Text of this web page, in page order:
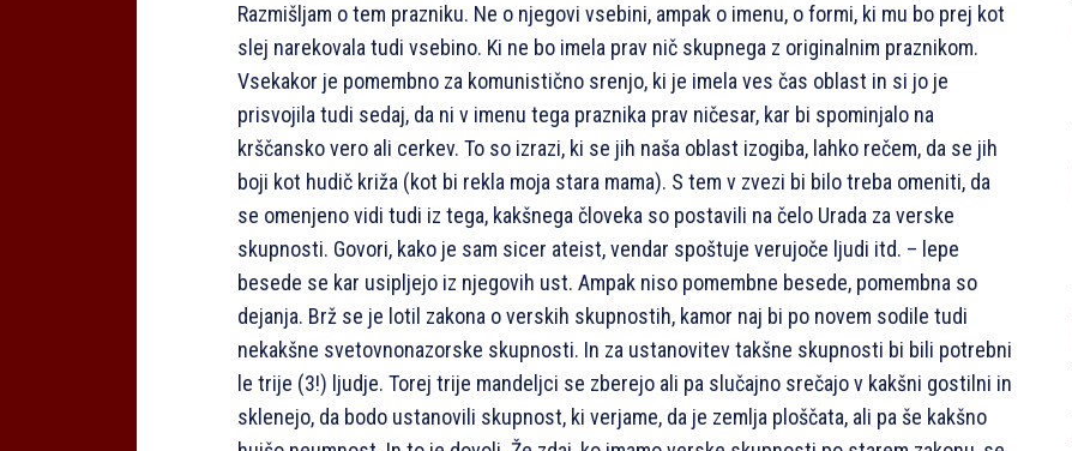
Razmišljam o tem prazniku. Ne o njegovi vsebini, ampak o imenu, o formi, ki mu bo prej kot
slej narekovala tudi vsebino. Ki ne bo imela prav nič skupnega z originalnim praznikom.
Vsekakor je pomembno za komunistično srenjo, ki je imela ves čas oblast in si jo je
prisvojila tudi sedaj, da ni v imenu tega praznika prav ničesar, kar bi spominjalo na
krščansko vero ali cerkev. To so izrazi, ki se jih naša oblast izogiba, lahko rečem, da se jih
boji kot hudič križa (kot bi rekla moja stara mama). S tem v zvezi bi bilo treba omeniti, da
se omenjeno vidi tudi iz tega, kakšnega človeka so postavili na čelo Urada za verske
skupnosti. Govori, kako je sam sicer ateist, vendar spoštuje verujoče ljudi itd. – lepe
besede se kar usipljejo iz njegovih ust. Ampak niso pomembne besede, pomembna so
dejanja. Brž se je lotil zakona o verskih skupnostih, kamor naj bi po novem sodile tudi
nekakšne svetovnonazorske skupnosti. In za ustanovitev takšne skupnosti bi bili potrebni
le trije (3!) ljudje. Torej trije mandeljci se zberejo ali pa slučajno srečajo v kakšni gostilni in
sklenejo, da bodo ustanovili skupnost, ki verjame, da je zemlja ploščata, ali pa še kakšno